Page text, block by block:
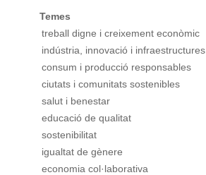
Temes
treball digne i creixement econòmic
indústria, innovació i infraestructures
consum i producció responsables
ciutats i comunitats sostenibles
salut i benestar
educació de qualitat
sostenibilitat
igualtat de gènere
economia col·laborativa